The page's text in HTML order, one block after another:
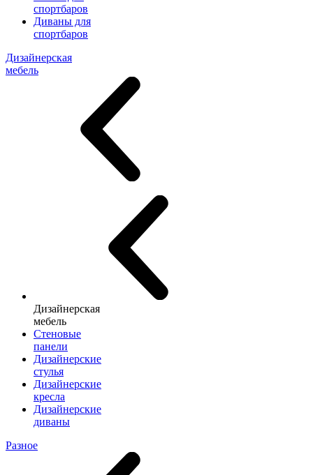
спортбаров
Диваны для
спортбаров
Дизайнерская
мебель
Дизайнерская
мебель
Стеновые
панели
Дизайнерские
стулья
Дизайнерские
кресла
Дизайнерские
диваны
Разное